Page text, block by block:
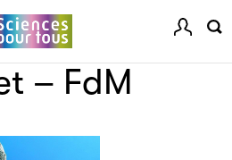
– FdM